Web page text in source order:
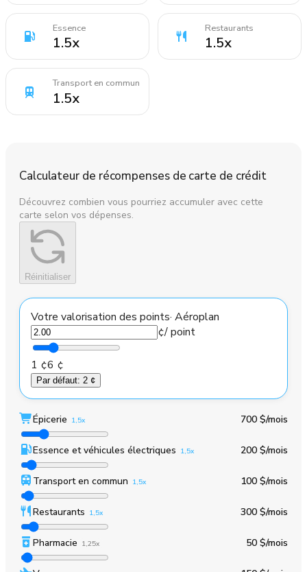
Essence
1.5x
Restaurants
1.5x
Transport en commun
1.5x
Calculateur de récompenses de carte de crédit
Découvrez combien vous pourriez accumuler avec cette
carte selon vos dépenses.
Réinitialiser
Votre valorisation des points· Aéroplan
¢/ point
1 ¢6 ¢
Par défaut: 2 ¢
Épicerie 1,5x 700 $/mois
Essence et véhicules électriques 1,5x 200 $/mois
Transport en commun 1,5x 100 $/mois
Restaurants 1,5x 300 $/mois
Pharmacie 1,25x 50 $/mois